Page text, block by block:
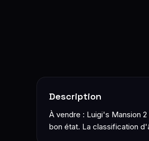
Description
À vendre : Luigi's Mansion
bon état. La classification